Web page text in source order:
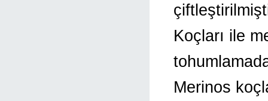
Koçları ile
Merinos